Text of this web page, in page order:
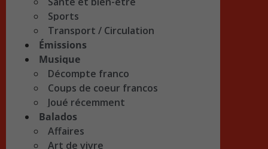
Sports
Transport / Circulation
Émissions
Musique
Décompte franco
Coups de coeur francos
Joué récemment
Balados
Affaires
Art de vivre